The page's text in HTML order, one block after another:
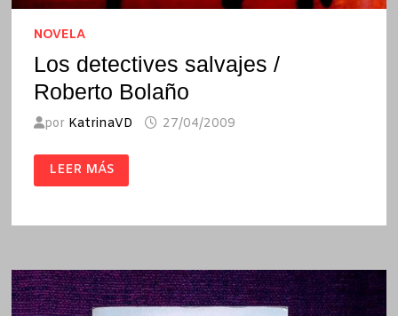
NOVELA
Los detectives salvajes /
Roberto Bolaño
por KatrinaVD 27/04/2009
LOS
DETECTIVES
SALVAJES
BOLAÑO
LEER MÁS